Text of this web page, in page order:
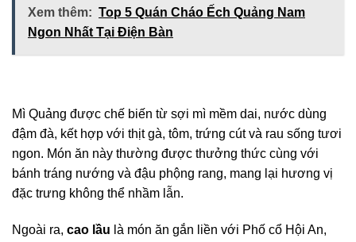
Xem thêm: Top 5 Quán Cháo Ếch Quảng Nam
Ngon Nhất Tại Điện Bàn
Mì Quảng được chế biến từ sợi mì mềm dai, nước dùng
đậm đà, kết hợp với thịt gà, tôm, trứng cút và rau sống tươi
ngon. Món ăn này thường được thưởng thức cùng với
bánh tráng nướng và đậu phộng rang, mang lại hương vị
đặc trưng không thể nhầm lẫn.
Ngoài ra, cao lầu là món ăn gắn liền với Phố cổ Hội An,